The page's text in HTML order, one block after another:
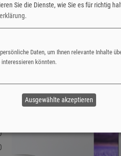
Sie die Dienste, wie Sie es für richtig
.
Daten, um Ihnen relevante Inhalte
könnten.
Ausgewählte akzeptieren